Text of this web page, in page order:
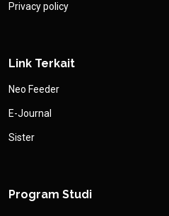
Privacy policy
Link Terkait
Neo Feeder
E-Journal
Sister
Program Studi